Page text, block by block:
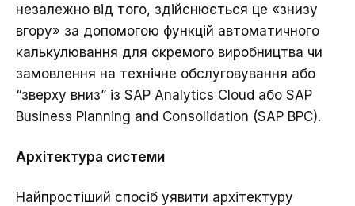
незалежно від того, здійснюється це «знизу
вгору» за допомогою функцій автоматичного
калькулювання для окремого виробництва чи
замовлення на технічне обслуговування або
“зверху вниз” із SAP Analytics Cloud або SAP
Business Planning and Consolidation (SAP BPC).
Архітектура системи
Найпростіший спосіб уявити архітектуру